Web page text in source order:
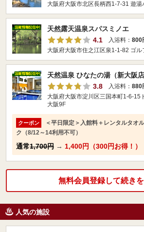
大阪府大阪市北区長柄西1-7-31 遊湯
天然露天温泉スパスミノエ
4.1
入浴料： 800
大阪府大阪市住之江区泉1-1-82 ゴル
天然温泉 ひなたの湯（新大阪店
3.8
入浴料： 880
大阪府大阪市淀川区三国本町1-6-15
大阪9F
クーポン
＜平日限定＞入館料＋レンタルタオ
ク（8/12～14利用不可）
通常1,700円 → 1,400円（300円お得！）
無料会員登録して続き
人気の施設